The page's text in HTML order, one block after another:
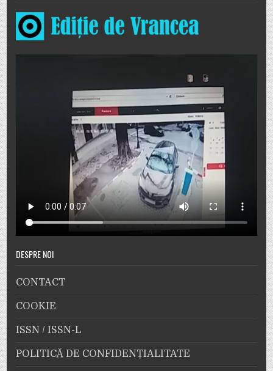
DESPRE NOI
CONTACT
COOKIE
ISSN / ISSN-L
POLITICĂ DE CONFIDENȚIALITATE